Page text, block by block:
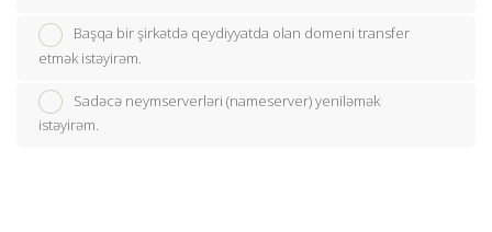
Başqa bir şirkətdə qeydiyyatda olan domeni transfer
etmək istəyirəm.
Sadəcə neymserverləri (nameserver) yeniləmək
istəyirəm.